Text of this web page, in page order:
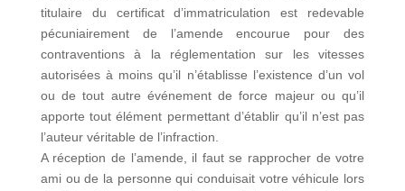
titulaire du certificat d’immatriculation est redevable
pécuniairement de l’amende encourue pour des
contraventions à la réglementation sur les vitesses
autorisées à moins qu’il n’établisse l’existence d’un vol
ou de tout autre événement de force majeur ou qu’il
apporte tout élément permettant d’établir qu’il n’est pas
l’auteur véritable de l’infraction.
A réception de l’amende, il faut se rapprocher de votre
ami ou de la personne qui conduisait votre véhicule lors